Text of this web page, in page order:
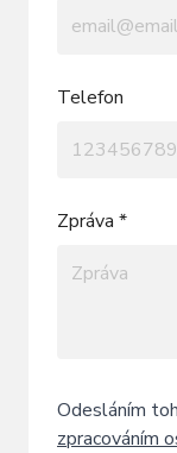
Telefon
Zpráva *
Odesláním
zpracováním